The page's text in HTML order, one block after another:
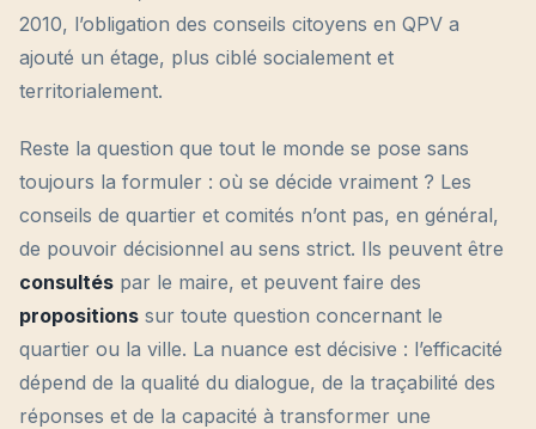
2010, l’obligation des conseils citoyens en QPV a
ajouté un étage, plus ciblé socialement et
territorialement.
Reste la question que tout le monde se pose sans
toujours la formuler : où se décide vraiment ? Les
conseils de quartier et comités n’ont pas, en général,
de pouvoir décisionnel au sens strict. Ils peuvent être
consultés par le maire, et peuvent faire des
propositions sur toute question concernant le
quartier ou la ville. La nuance est décisive : l’efficacité
dépend de la qualité du dialogue, de la traçabilité des
réponses et de la capacité à transformer une